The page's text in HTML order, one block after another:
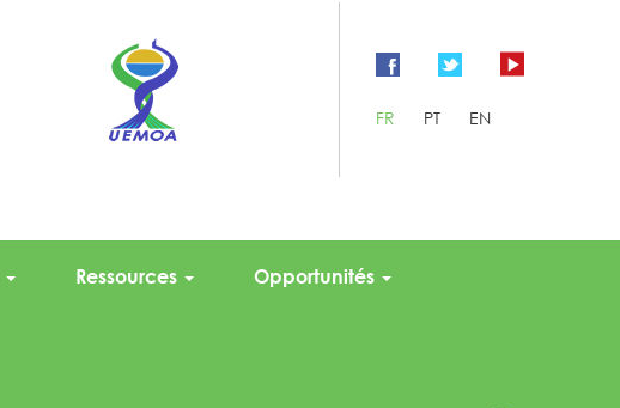
FR PT EN
Ressources Opportunités